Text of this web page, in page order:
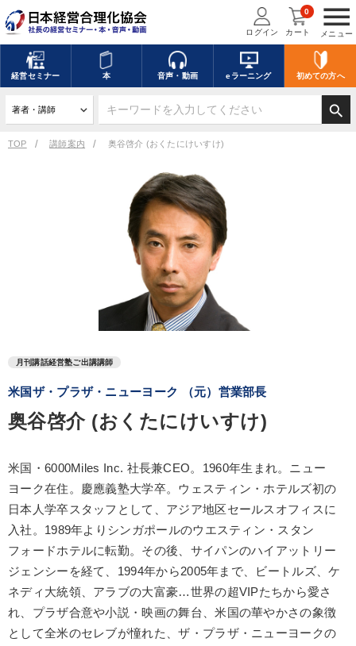
menu
メニュー
ログイン カート
0
経営セミナー 本 音声・動画 eラーニング 初めての方へ
search
TOP 講師案内 奥谷啓介 (おくたにけいすけ)
月刊講話経営塾ご出講講師
米国ザ・プラザ・ニューヨーク （元）営業部長
奥谷啓介 (おくたにけいすけ)
米国・6000Miles Inc. 社長兼CEO。1960年生まれ。ニュー
ヨーク在住。慶應義塾大学卒。ウェスティン・ホテルズ初の
日本人学卒スタッフとして、アジア地区セールスオフィスに
入社。1989年よりシンガポールのウエスティン・スタン
フォードホテルに転勤。その後、サイパンのハイアットリー
ジェンシーを経て、1994年から2005年まで、ビートルズ、ケ
ネディ大統領、アラブの大富豪…世界の超VIPたちから愛さ
れ、プラザ合意や小説・映画の舞台、米国の華やかさの象徴
として全米のセレブが憧れた、ザ・プラザ・ニューヨークの